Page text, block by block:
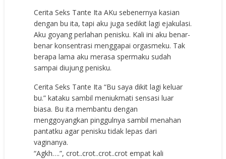
Cerita Seks Tante Ita AKu sebenernya kasian
dengan bu ita, tapi aku juga sedikit lagi ejakulasi.
Aku goyang perlahan penisku. Kali ini aku benar-
benar konsentrasi menggapai orgasmeku. Tak
berapa lama aku merasa spermaku sudah
sampai diujung penisku.
Cerita Seks Tante Ita “Bu saya dikit lagi keluar
bu.” kataku sambil meniukmati sensasi luar
biasa. Bu ita membantu dengan
menggoyangkan pinggulnya sambil menahan
pantatku agar penisku tidak lepas dari
vaginanya.
“Agkh….”, crot..crot..crot..crot empat kali